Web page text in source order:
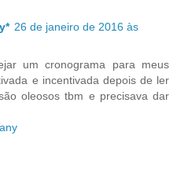
26 de janeiro de 2016 às
um cronograma para meus
e incentivada depois de ler
oleosos tbm e precisava dar